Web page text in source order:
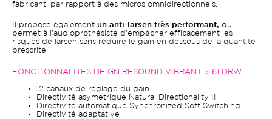
fabricant, par rapport à des micros omnidirectionnels.
Il propose également un anti-larsen très performant, qui
permet à l'audioprothésiste d'empêcher efficacement les
risques de larsen sans réduire le gain en dessous de la quantité
prescrite.
FONCTIONNALITÉS DE GN RESOUND VIBRANT 5-61 DRW
12 canaux de réglage du gain
Directivité asymétrique Natural Directionality II
Directivité automatique Synchronized Soft Switching
Directivité adaptative